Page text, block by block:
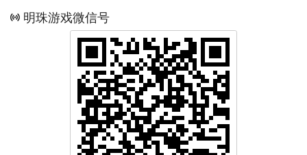
明珠游戏微信号